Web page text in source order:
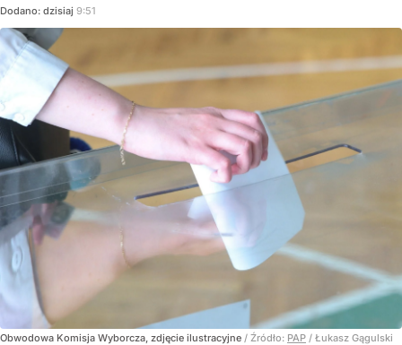
Dodano: dzisiaj 9:51
Obwodowa Komisja Wyborcza, zdjęcie ilustracyjne / Źródło: PAP / Łukasz Gągulski